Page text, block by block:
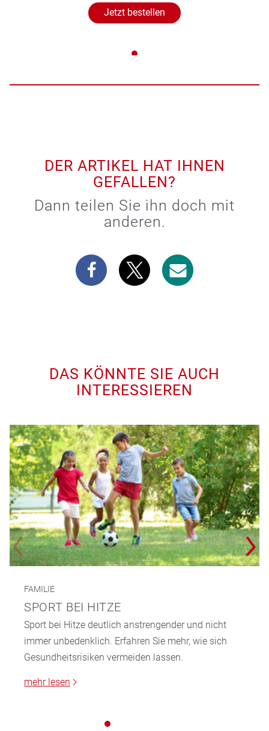
Jetzt bestellen
DER ARTIKEL HAT IHNEN
GEFALLEN?
Dann teilen Sie ihn doch mit
anderen.
DAS KÖNNTE SIE AUCH
INTERESSIEREN
FAMILIE
SPORT BEI HITZE
Sport bei Hitze deutlich anstrengender und nicht
immer unbedenklich. Erfahren Sie mehr, wie sich
Gesundheitsrisiken vermeiden lassen.
mehr lesen